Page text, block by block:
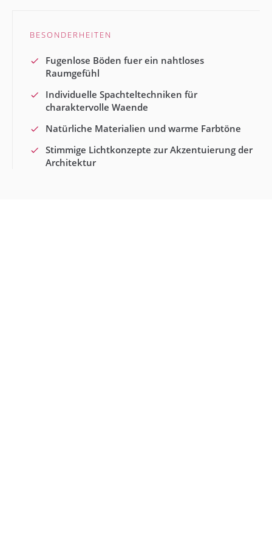
BESONDERHEITEN
Fugenlose Böden fuer ein nahtloses
Raumgefühl
Individuelle Spachteltechniken für
charaktervolle Waende
Natürliche Materialien und warme Farbtöne
Stimmige Lichtkonzepte zur Akzentuierung der
Architektur